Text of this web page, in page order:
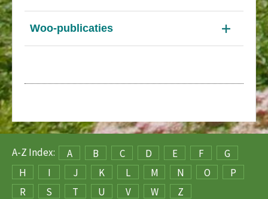
Woo-publicaties
A-Z Index: A B C D E F
G
H
I J K L M N O
P
R
S T U V W Z